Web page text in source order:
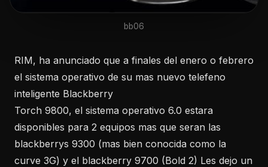
bb06
RIM, ha anunciado que a finales del enero o febrero
el sistema operativo de su mas nuevo telefeno
inteligente Blackberry
Torch 9800, el sistema operativo 6.0 estara
disponibles para 2 equipos mas que seran las
blackberrys 9300 (mas bien conocida como la
curve 3G) y el blackberry 9700 (Bold 2) Les dejo un